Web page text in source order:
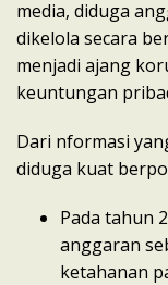
media, diduga
dikelola secara
menjadi ajang
keuntungan
Dari nformasi
diduga kuat
Pada tahun
anggaran
ketahanan